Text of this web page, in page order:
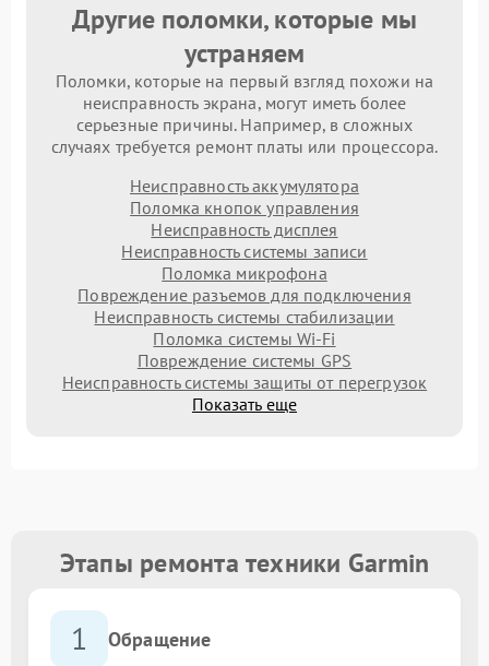
Другие поломки, которые мы
устраняем
Поломки, которые на первый взгляд похожи на
неисправность экрана, могут иметь более
серьезные причины. Например, в сложных
случаях требуется ремонт платы или процессора.
Неисправность аккумулятора
Поломка кнопок управления
Неисправность дисплея
Неисправность системы записи
Поломка микрофона
Повреждение разъемов для подключения
Неисправность системы стабилизации
Поломка системы Wi-Fi
Повреждение системы GPS
Неисправность системы защиты от перегрузок
Показать еще
Этапы ремонта техники Garmin
1 Обращение